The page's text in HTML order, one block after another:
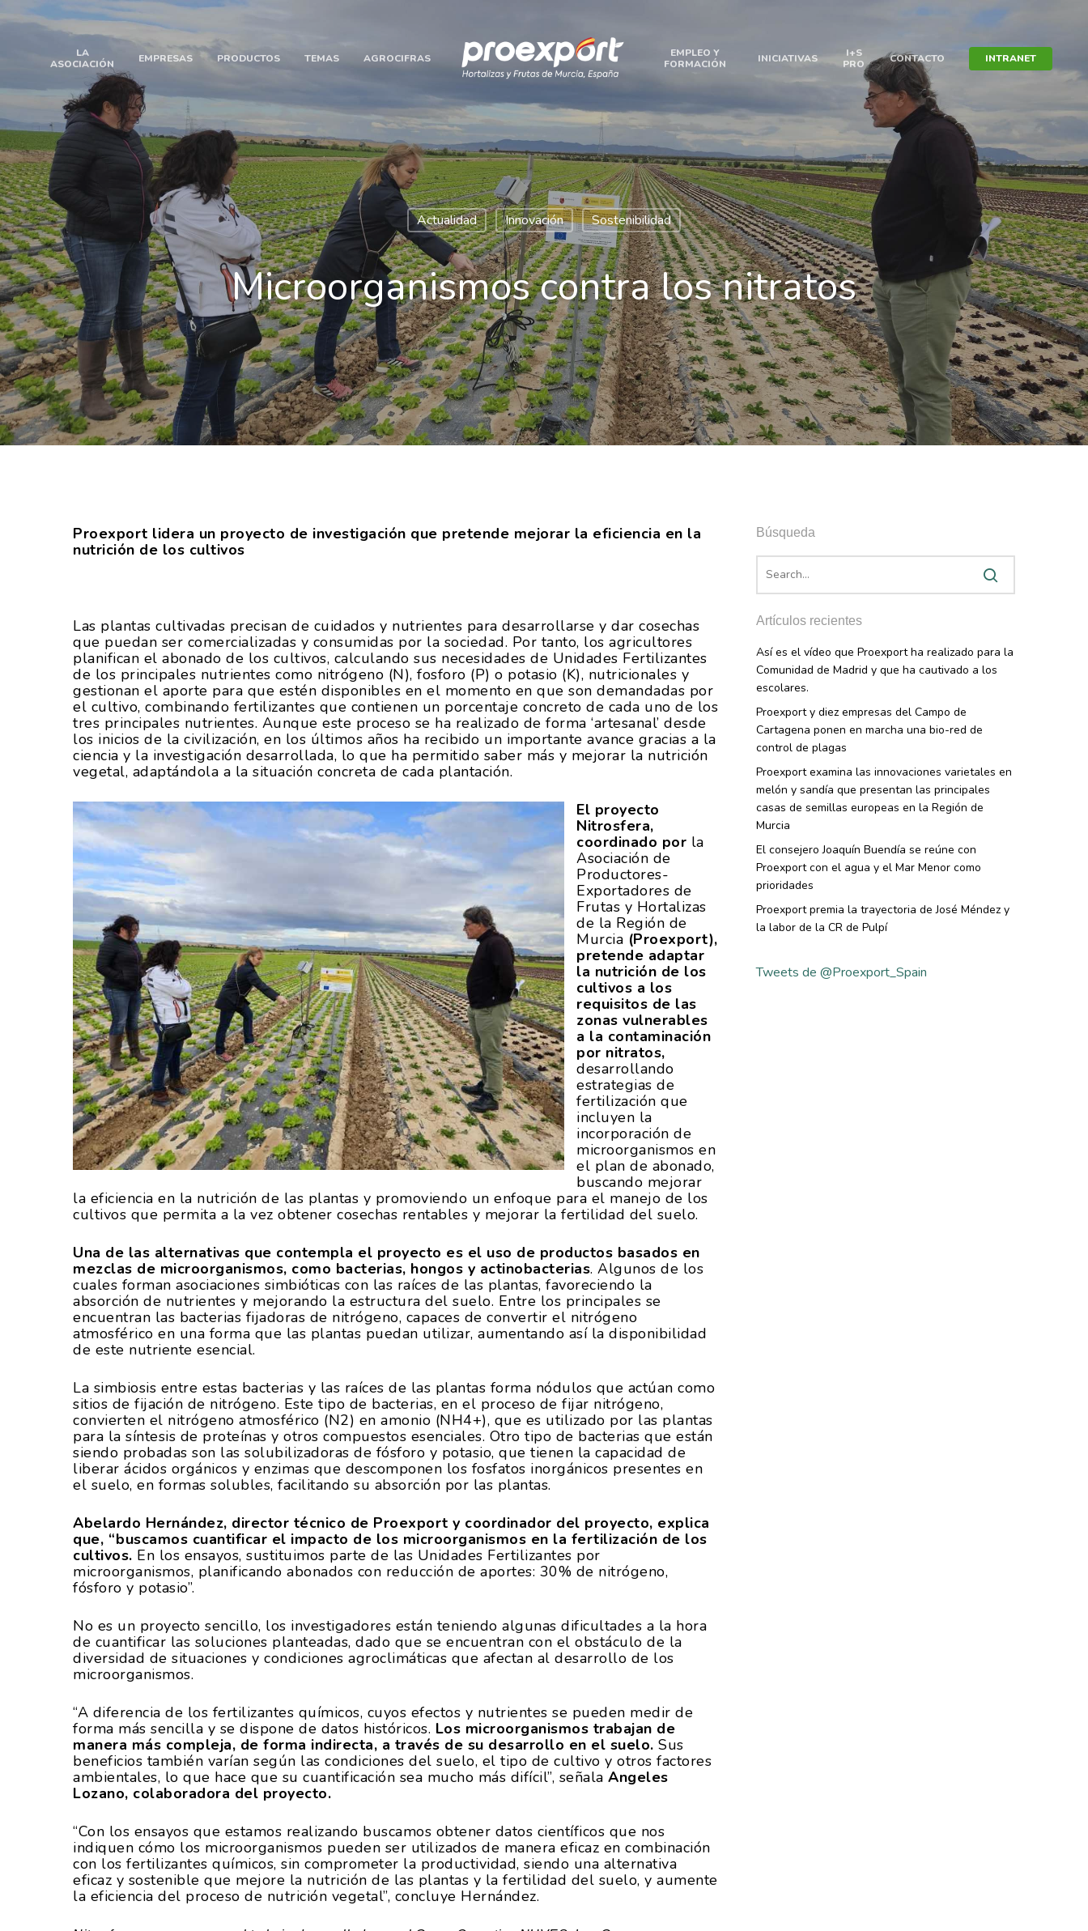
Hit enter to search or ESC to close
LA
ASOCIACIÓN
EMPRESAS PRODUCTOS TEMAS AGROCIFRAS
EMPLEO Y
FORMACIÓN
INICIATIVAS
I+S
PRO
CONTACTO INTRANET
Actualidad Innovación Sostenibilidad
Microorganismos contra los nitratos
Proexport lidera un proyecto de investigación que pretende mejorar la eficiencia en la
nutrición de los cultivos
Las plantas cultivadas precisan de cuidados y nutrientes para desarrollarse y dar cosechas
que puedan ser comercializadas y consumidas por la sociedad. Por tanto, los agricultores
planifican el abonado de los cultivos, calculando sus necesidades de Unidades Fertilizantes
de los principales nutrientes como nitrógeno (N), fosforo (P) o potasio (K), nutricionales y
gestionan el aporte para que estén disponibles en el momento en que son demandadas por
el cultivo, combinando fertilizantes que contienen un porcentaje concreto de cada uno de los
tres principales nutrientes. Aunque este proceso se ha realizado de forma ‘artesanal’ desde
los inicios de la civilización, en los últimos años ha recibido un importante avance gracias a la
ciencia y la investigación desarrollada, lo que ha permitido saber más y mejorar la nutrición
vegetal, adaptándola a la situación concreta de cada plantación.
El proyecto
Nitrosfera,
coordinado por la
Asociación de
Productores-
Exportadores de
Frutas y Hortalizas
de la Región de
Murcia (Proexport),
pretende adaptar
la nutrición de los
cultivos a los
requisitos de las
zonas vulnerables
a la contaminación
por nitratos,
desarrollando
estrategias de
fertilización que
incluyen la
incorporación de
microorganismos en
el plan de abonado,
buscando mejorar
la eficiencia en la nutrición de las plantas y promoviendo un enfoque para el manejo de los
cultivos que permita a la vez obtener cosechas rentables y mejorar la fertilidad del suelo.
Una de las alternativas que contempla el proyecto es el uso de productos basados en
mezclas de microorganismos, como bacterias, hongos y actinobacterias. Algunos de los
cuales forman asociaciones simbióticas con las raíces de las plantas, favoreciendo la
absorción de nutrientes y mejorando la estructura del suelo. Entre los principales se
encuentran las bacterias fijadoras de nitrógeno, capaces de convertir el nitrógeno
atmosférico en una forma que las plantas puedan utilizar, aumentando así la disponibilidad
de este nutriente esencial.
La simbiosis entre estas bacterias y las raíces de las plantas forma nódulos que actúan como
sitios de fijación de nitrógeno. Este tipo de bacterias, en el proceso de fijar nitrógeno,
convierten el nitrógeno atmosférico (N2) en amonio (NH4+), que es utilizado por las plantas
para la síntesis de proteínas y otros compuestos esenciales. Otro tipo de bacterias que están
siendo probadas son las solubilizadoras de fósforo y potasio, que tienen la capacidad de
liberar ácidos orgánicos y enzimas que descomponen los fosfatos inorgánicos presentes en
el suelo, en formas solubles, facilitando su absorción por las plantas.
Abelardo Hernández, director técnico de Proexport y coordinador del proyecto, explica
que, “buscamos cuantificar el impacto de los microorganismos en la fertilización de los
cultivos. En los ensayos, sustituimos parte de las Unidades Fertilizantes por
microorganismos, planificando abonados con reducción de aportes: 30% de nitrógeno,
fósforo y potasio”.
No es un proyecto sencillo, los investigadores están teniendo algunas dificultades a la hora
de cuantificar las soluciones planteadas, dado que se encuentran con el obstáculo de la
diversidad de situaciones y condiciones agroclimáticas que afectan al desarrollo de los
microorganismos.
“A diferencia de los fertilizantes químicos, cuyos efectos y nutrientes se pueden medir de
forma más sencilla y se dispone de datos históricos. Los microorganismos trabajan de
manera más compleja, de forma indirecta, a través de su desarrollo en el suelo. Sus
beneficios también varían según las condiciones del suelo, el tipo de cultivo y otros factores
ambientales, lo que hace que su cuantificación sea mucho más difícil”, señala Angeles
Lozano, colaboradora del proyecto.
“Con los ensayos que estamos realizando buscamos obtener datos científicos que nos
indiquen cómo los microorganismos pueden ser utilizados de manera eficaz en combinación
con los fertilizantes químicos, sin comprometer la productividad, siendo una alternativa
eficaz y sostenible que mejore la nutrición de las plantas y la fertilidad del suelo, y aumente
la eficiencia del proceso de nutrición vegetal”, concluye Hernández.
Búsqueda
Artículos recientes
Así es el vídeo que Proexport ha realizado para la
Comunidad de Madrid y que ha cautivado a los
escolares.
Proexport y diez empresas del Campo de
Cartagena ponen en marcha una bio-red de
control de plagas
Proexport examina las innovaciones varietales en
melón y sandía que presentan las principales
casas de semillas europeas en la Región de
Murcia
El consejero Joaquín Buendía se reúne con
Proexport con el agua y el Mar Menor como
prioridades
Proexport premia la trayectoria de José Méndez y
la labor de la CR de Pulpí
Tweets de @Proexport_Spain